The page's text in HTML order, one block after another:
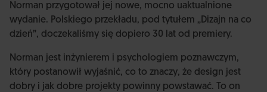
Norman przygotował jej nowe, mocno uaktualnione
wydanie. Polskiego przekładu, pod tytułem „Dizajn na co
dzień”, doczekaliśmy się dopiero 30 lat od premiery.
Norman jest inżynierem i psychologiem poznawczym,
który postanowił wyjaśnić, co to znaczy, że design jest
dobry i jak dobre projekty powinny powstawać. To on